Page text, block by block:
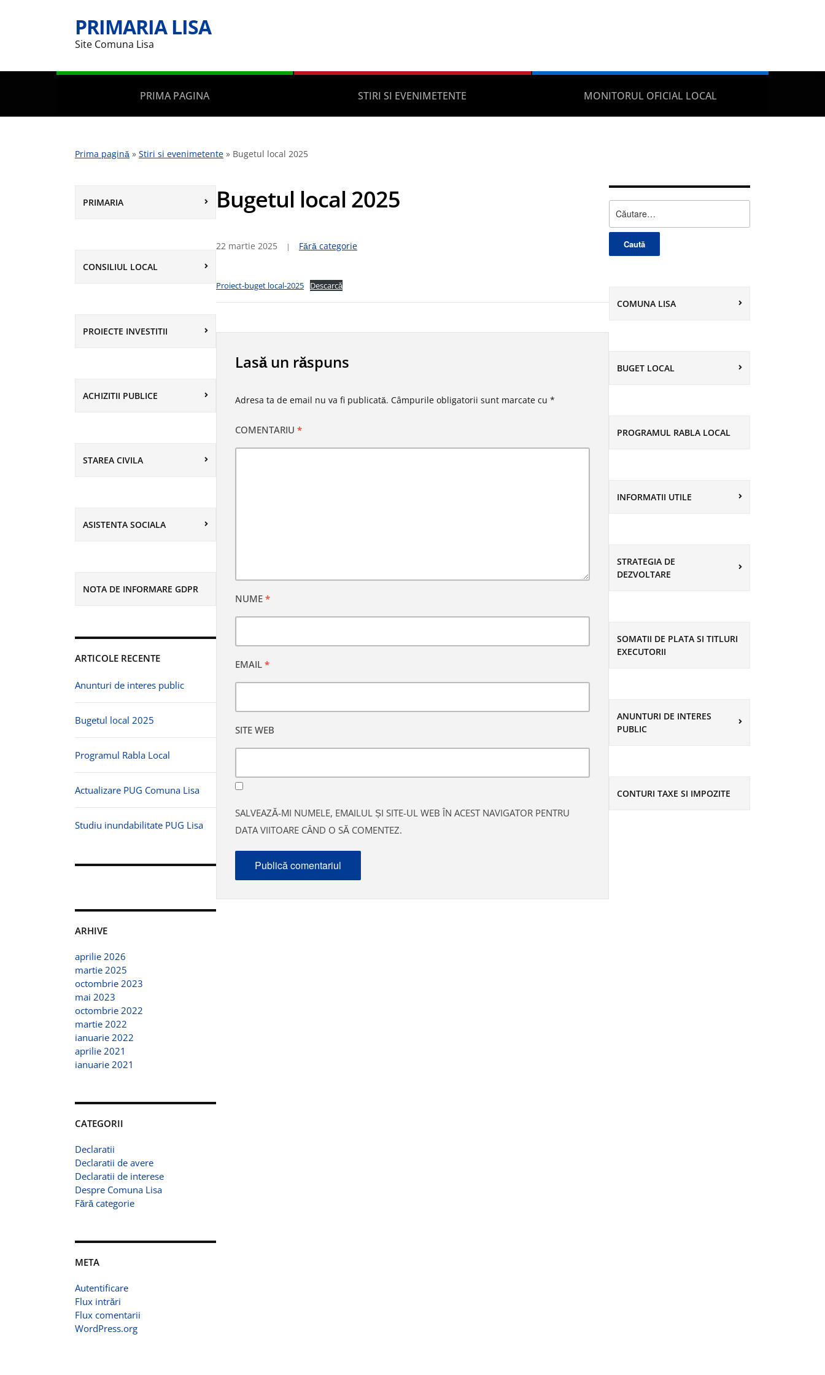
PRIMARIA LISA
Site Comuna Lisa
PRIMA PAGINA STIRI SI EVENIMETENTE MONITORUL OFICIAL LOCAL
Prima pagină » Stiri si evenimetente » Bugetul local 2025
PRIMARIA
CONSILIUL LOCAL
PROIECTE INVESTITII
ACHIZITII PUBLICE
STAREA CIVILA
ASISTENTA SOCIALA
NOTA DE INFORMARE GDPR
ARTICOLE RECENTE
Anunturi de interes public
Bugetul local 2025
Programul Rabla Local
Actualizare PUG Comuna Lisa
Studiu inundabilitate PUG Lisa
ARHIVE
aprilie 2026
martie 2025
octombrie 2023
mai 2023
octombrie 2022
martie 2022
ianuarie 2022
aprilie 2021
ianuarie 2021
CATEGORII
Declaratii
Declaratii de avere
Declaratii de interese
Despre Comuna Lisa
Fără categorie
META
Autentificare
Flux intrări
Flux comentarii
WordPress.org
Bugetul local 2025
22 martie 2025 Fără categorie
Proiect-buget local-2025 Descarcă
Lasă un răspuns
Adresa ta de email nu va fi publicată. Câmpurile obligatorii sunt marcate cu *
COMENTARIU *
NUME *
EMAIL *
SITE WEB
SALVEAZĂ-MI NUMELE, EMAILUL ȘI SITE-UL WEB ÎN ACEST NAVIGATOR PENTRU
DATA VIITOARE CÂND O SĂ COMENTEZ.
după:
COMUNA LISA
BUGET LOCAL
PROGRAMUL RABLA LOCAL
INFORMATII UTILE
STRATEGIA DE
DEZVOLTARE
SOMATII DE PLATA SI TITLURI
EXECUTORII
ANUNTURI DE INTERES
PUBLIC
CONTURI TAXE SI IMPOZITE